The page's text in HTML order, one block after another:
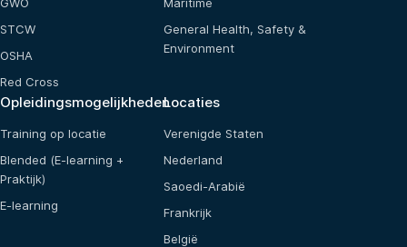
STCW
OSHA
Red Cross
General Health, Safety &
Environment
Opleidingsmogelijkheden
Training op locatie
Blended (E-learning +
Praktijk)
E-learning
Locaties
Verenigde Staten
Nederland
Saoedi-Arabië
Frankrijk
België